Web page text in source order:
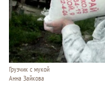
Грузчик с мукой
Анна Зайкова